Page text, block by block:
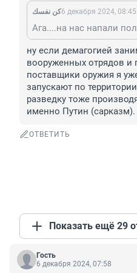
كن نفسك6 декабря 2024, 08:45
ну если демагогией
вооруженных отрядов и
поставщики оружия я
запускают по
разведку тоже
именно Путин (сарказм).
ОТВЕТИТЬ
Показать ещё 29
Гость
6 декабря 2024, 07:58